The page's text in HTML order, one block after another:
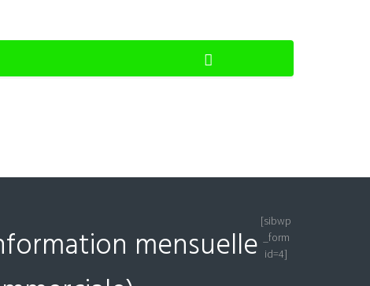
mensuelle
[sibwp
_form
id=4]